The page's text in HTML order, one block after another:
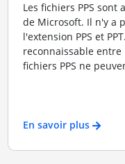
Les fichiers PPS sont
de Microsoft. Il n'y a
l'extension PPS et
reconnaissable
fichiers PPS ne
En savoir plus